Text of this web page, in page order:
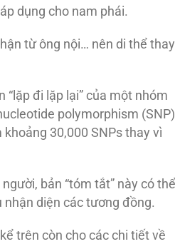
dụng cho nam phái.
từ ông nội… nên di thể thay
đi lặp lại” của một nhóm
polymorphism
30,000 SNPs thay vì
bản “tóm tắt” này có thể
nhận diện các tương đồng.
trên còn cho các chi tiết về